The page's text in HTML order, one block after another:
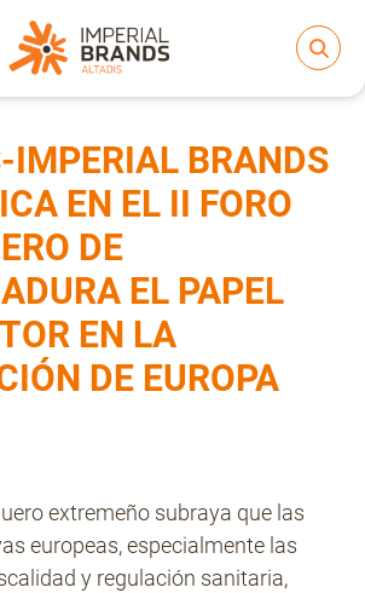
de prensa
IMPERIAL BRANDS
EN EL II FORO
DE
EL PAPEL
EN LA
DE EUROPA
extremeño subraya que las
europeas, especialmente las
y regulación sanitaria,